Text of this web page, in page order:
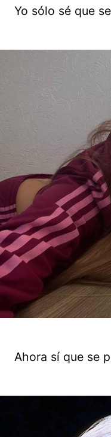
Yo sólo sé que
Ahora sí que se